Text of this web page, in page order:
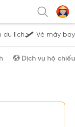
du lịch Vé máy bay
Dịch vụ hộ chiếu